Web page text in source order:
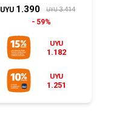
UYU 1.390 UYU 3.414
59%
UYU
1.182
UYU
1.251